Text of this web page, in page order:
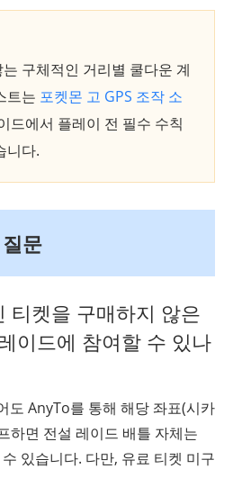
구체적인 거리별 쿨다운 계
트는 포켓몬 고 GPS 조작 소
드에서 플레이 전 필수 수칙
니다.
문
티켓을 구매하지 않은
이드에 참여할 수 있나
도 AnyTo를 통해 해당 좌표(시카
하면 전설 레이드 배틀 자체는
있습니다. 다만, 유료 티켓 미구